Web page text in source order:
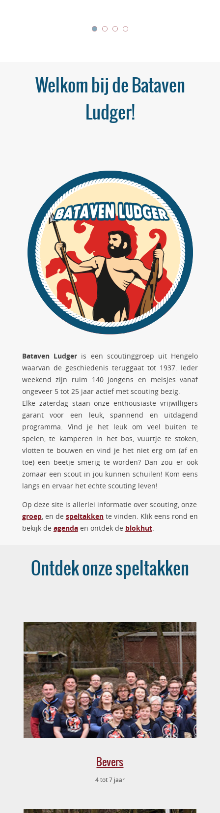
Welkom bij de Bataven
Ludger!
Bataven Ludger is een scoutinggroep uit Hengelo
waarvan de geschiedenis teruggaat tot 1937. Ieder
weekend zijn ruim 140 jongens en meisjes vanaf
ongeveer 5 tot 25 jaar actief met scouting bezig.
Elke zaterdag staan onze enthousiaste vrijwilligers
garant voor een leuk, spannend en uitdagend
programma. Vind je het leuk om veel buiten te
spelen, te kamperen in het bos, vuurtje te stoken,
vlotten te bouwen en vind je het niet erg om (af en
toe) een beetje smerig te worden? Dan zou er ook
zomaar een scout in jou kunnen schuilen! Kom eens
langs en ervaar het echte scouting leven!
Op deze site is allerlei informatie over scouting, onze
groep, en de speltakkente vinden. Klik eens rond en
bekijk de agendaen ontdek de blokhut.
Ontdek onze speltakken
Bevers
4 tot 7 jaar